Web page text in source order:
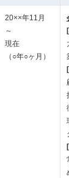
20××年11月
～
現在
（○年○ヶ月）